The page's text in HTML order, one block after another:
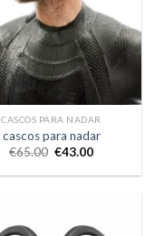
CASCOS PARA NADAR
cascos para nadar
€65.00 €43.00